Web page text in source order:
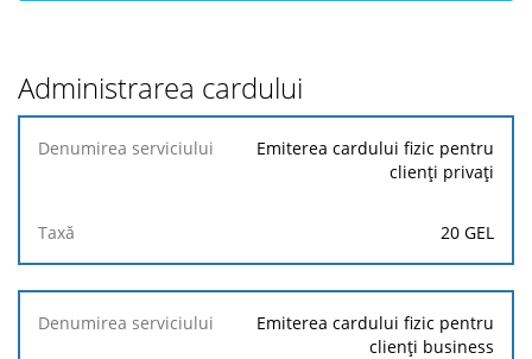
Administrarea cardului
Denumirea
Taxă
Emiterea cardului fizic pentru
clienți privați
20 GEL
Emiterea cardului fizic pentru
clienți business